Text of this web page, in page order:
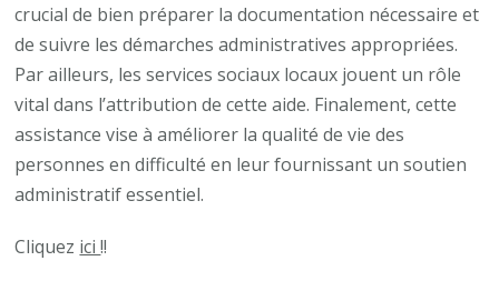
crucial de bien préparer la documentation nécessaire et
de suivre les démarches administratives appropriées.
Par ailleurs, les services sociaux locaux jouent un rôle
vital dans l’attribution de cette aide. Finalement, cette
assistance vise à améliorer la qualité de vie des
personnes en difficulté en leur fournissant un soutien
administratif essentiel.
Cliquez ici!!